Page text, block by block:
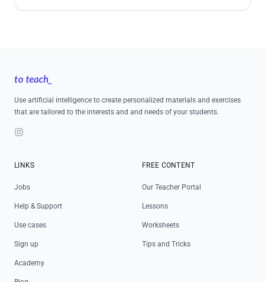
Use artificial intelligence to create personalized materials and exercises
that are tailored to the interests and and needs of your students.
Instagram
LINKS
Jobs
Help & Support
Use cases
Sign up
Academy
FREE CONTENT
Our Teacher Portal
Lessons
Worksheets
Tips and Tricks